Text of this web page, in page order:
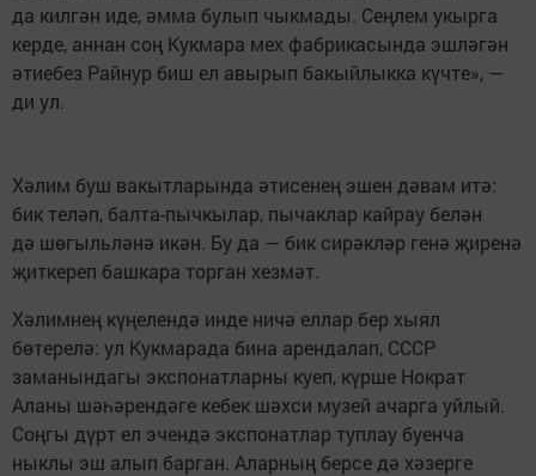
да килгән иде, әмма булып чыкмады. Сеңлем укырга
керде, аннан соң Кукмара мех фабрикасында эшләгән
әтиебез Райнур биш ел авырып бакыйлыкка күчте», —
ди ул.
Хәлим буш вакытларында әтисенең эшен дәвам итә:
бик теләп, балта-пычкылар, пычаклар кайрау белән
дә шөгыльләнә икән. Бу да — бик сирәкләр генә җиренә
җиткереп башкара торган хезмәт.
Хәлимнең күңелендә инде ничә еллар бер хыял
бөтерелә: ул Кукмарада бина арендалап, СССР
заманындагы экспонатларны куеп, күрше Нократ
Аланы шәһәрендәге кебек шәхси музей ачарга уйлый.
Соңгы дүрт ел эчендә экспонатлар туплау буенча
ныклы эш алып барган. Аларның берсе дә хәзерге